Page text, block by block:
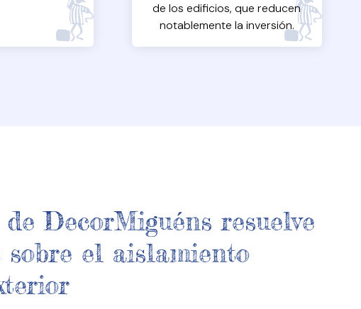
de los edificios, que reducen
notablemente la inversión.
DecorMiguéns resuelve
sobre el aislamiento